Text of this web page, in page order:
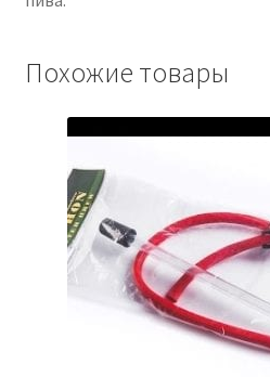
Похожие товары